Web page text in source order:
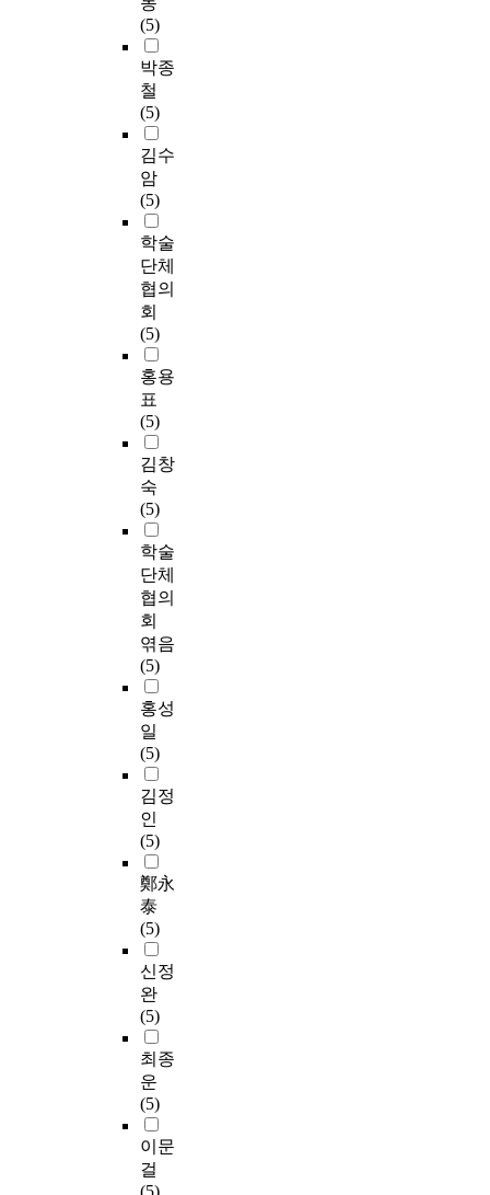
(5)
박종
철
(5)
김수
암
(5)
학술
단체
협의
회
(5)
홍용
표
(5)
김창
숙
(5)
학술
단체
협의
회
엮음
(5)
홍성
일
(5)
김정
인
(5)
鄭永
泰
(5)
신정
완
(5)
최종
운
(5)
이문
걸